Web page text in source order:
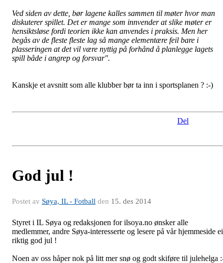
Ved siden av dette, bør lagene kalles sammen til møter hvor man
diskuterer spillet. Det er mange som innvender at slike møter er
hensiktsløse fordi teorien ikke kan anvendes i praksis. Men her
begås av de fleste fleste lag så mange elementære feil bare i
plasseringen at det vil være nyttig på forhånd å planlegge lagets
spill både i angrep og forsvar".
Kanskje et avsnitt som alle klubber bør ta inn i sportsplanen ? :-)
Del
God jul !
Postet av Søya, IL - Fotball den 15. des 2014
Styret i IL Søya og redaksjonen for ilsoya.no ønsker alle
medlemmer, andre Søya-interesserte og lesere på vår hjemmeside ei
riktig god jul !
Noen av oss håper nok på litt mer snø og godt skiføre til julehelga